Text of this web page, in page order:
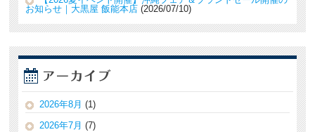
お知らせ｜大黒屋 飯能本店 2026/07/10
2026年8月 (1)
2026年7月 (7)